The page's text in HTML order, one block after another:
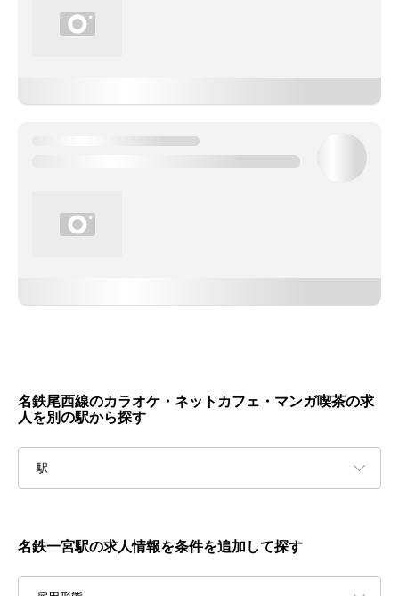
名鉄尾西線のカラオケ・ネットカフェ・マンガ喫茶の求
人を別の駅から探す
駅
名鉄一宮駅の求人情報を条件を追加して探す